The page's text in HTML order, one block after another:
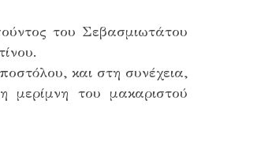
του Σεβασμιωτάτου
και στη συνέχεια,
μερίμνη του μακαριστού